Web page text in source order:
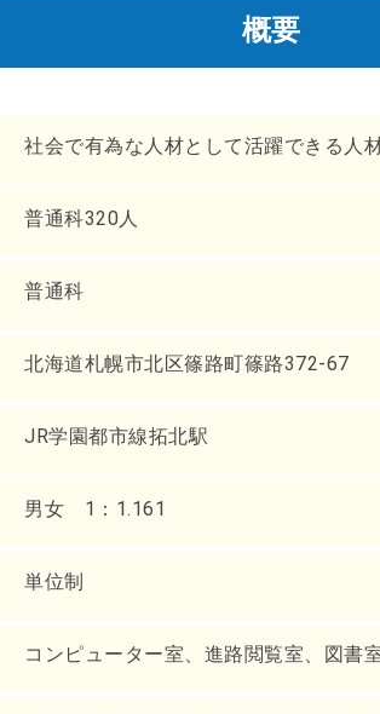
概要
社会で有為な人材として活躍できる人
普通科320人
普通科
北海道札幌市北区篠路町篠路372-67
JR学園都市線拓北駅
男女 1：1.161
単位制
コンピューター室、進路閲覧室、図書